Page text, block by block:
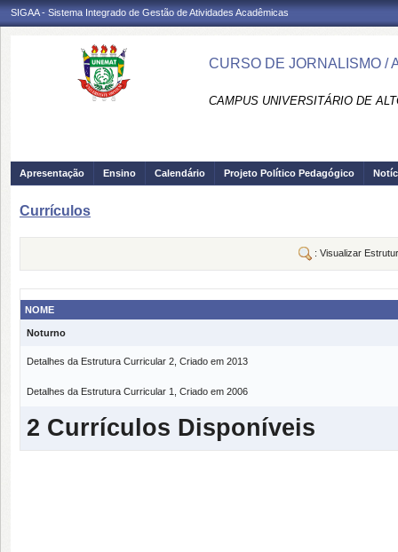
SIGAA - Sistema Integrado de Gestão de Atividades Acadêmicas
CURSO DE JORNALISMO /
CAMPUS UNIVERSITÁRIO DE
Apresentação Ensino Calendário Projeto Político Pedagógico
Currículos
: Visualizar
NOME
Noturno
Detalhes da Estrutura Curricular 2, Criado em 2013
Detalhes da Estrutura Curricular 1, Criado em 2006
2 Currículos Disponíveis